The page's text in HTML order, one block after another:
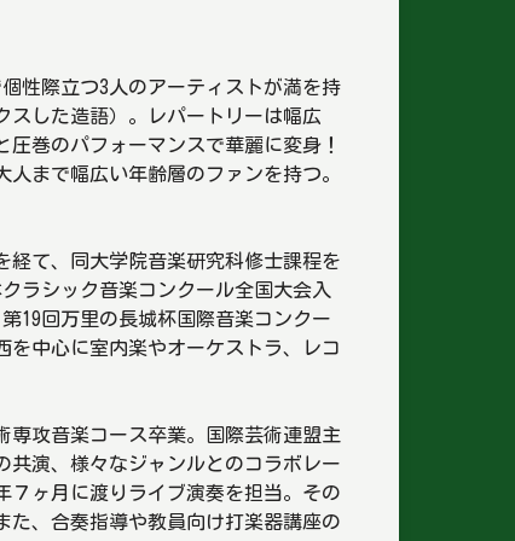
性際立つ3人のアーティストが満を持
スした造語）。レパートリーは幅広
巻のパフォーマンスで華麗に変身！
まで幅広い年齢層のファンを持つ。
て、同大学院音楽研究科修士課程を
ラシック音楽コンクール全国大会入
19回万里の長城杯国際音楽コンクー
を中心に室内楽やオーケストラ、レコ
攻音楽コース卒業。国際芸術連盟主
共演、様々なジャンルとのコラボレー
７ヶ月に渡りライブ演奏を担当。その
た、合奏指導や教員向け打楽器講座の